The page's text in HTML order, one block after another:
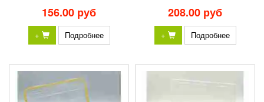
156.00 руб
+ Подробнее
208.00 руб
+ Подробнее